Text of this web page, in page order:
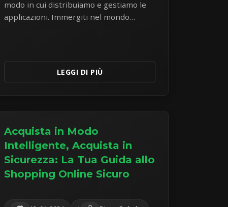
modo in cui distribuiamo e gestiamo le
applicazioni. Immergiti nel mondo
LEGGI DI PIÙ
Acquista in Modo
Intelligente, Acquista in
Sicurezza: La Tua Guida allo
Shopping Online Sicuro